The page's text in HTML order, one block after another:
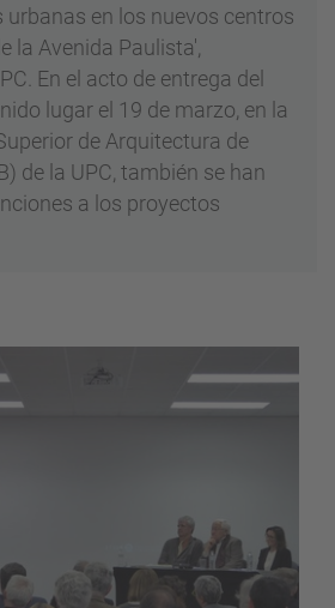
urbanas en los nuevos centros
la Avenida Paulista',
En el acto de entrega del
lugar el 19 de marzo, en la
de Arquitectura de
de la UPC, también se han
a los proyectos